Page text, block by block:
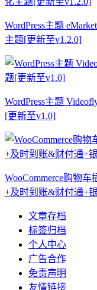
WordPress主题
主题[更新至v1.2.0]
WordPress主题
[更新至v1.0]
WooCommerce购物
+及时到账&财付通+
文章存档
标签归档
个人中心
广告合作
免责声明
友情链接